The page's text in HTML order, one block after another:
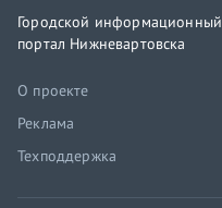
Городской информационный
портал Нижневартовска
О проекте
Реклама
Техподдержка